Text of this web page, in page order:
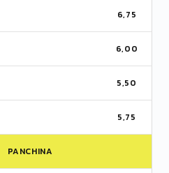
6,75
6,00
5,50
5,75
PANCHINA